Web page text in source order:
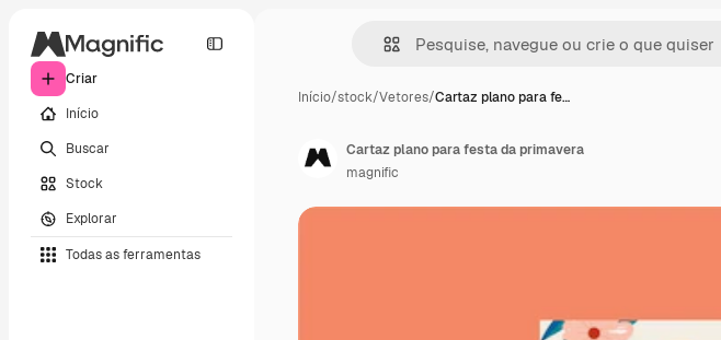
Criar
Início
Buscar
Stock
Explorar
Todas as ferramentas
Início/stock/Vetores/Cartaz plano para fe…
Cartaz plano para festa da primavera
magnific